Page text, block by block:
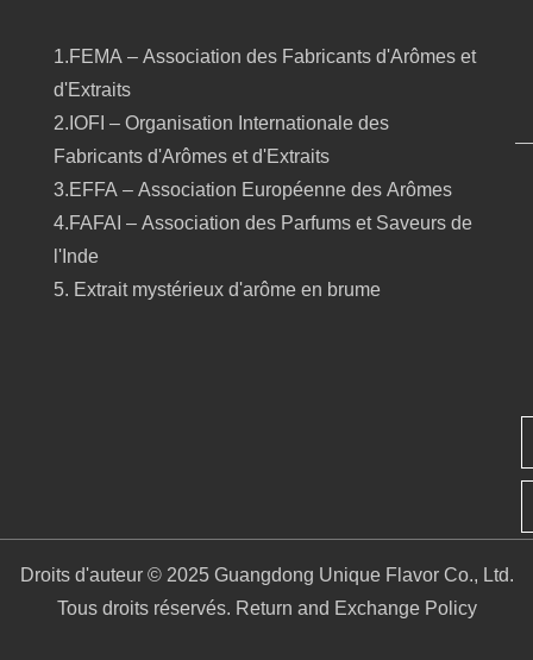
1.FEMA – Association des Fabricants d'Arômes et
d'Extraits
2.IOFI – Organisation Internationale des
Fabricants d'Arômes et d'Extraits
3.EFFA – Association Européenne des Arômes
4.FAFAI – Association des Parfums et Saveurs de
l'Inde
5. Extrait mystérieux d'arôme en brume
Droits d'auteur © 2025 Guangdong Unique Flavor Co., Ltd.
Tous droits réservés. Return and Exchange Policy